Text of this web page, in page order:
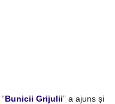
“Bunicii Grijulii” a ajuns și